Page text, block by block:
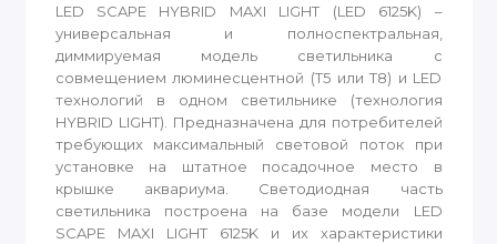
LED SCAPE HYBRID MAXI LIGHT (LED 6125K) –
универсальная и полноспектральная,
диммируемая модель светильника с
совмещением люминесцентной (Т5 или Т8) и LED
технологий в одном светильнике (технология
HYBRID LIGHT). Предназначена для потребителей
требующих максимальный световой поток при
установке на штатное посадочное место в
крышке аквариума. Светодиодная часть
светильника построена на базе модели LED
SCAPE MAXI LIGHT 6125K и их характеристики